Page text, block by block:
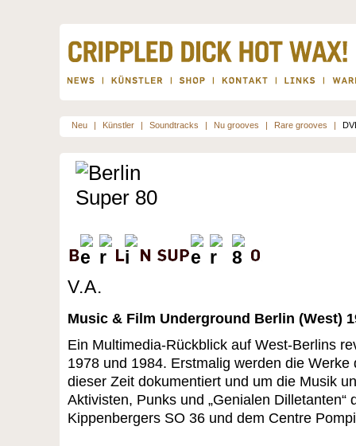
Neu | Künstler | Soundtracks | Nu grooves | Rare grooves |
V.A.
Music & Film Underground Berlin (West)
Ein Multimedia-Rückblick auf West-Berlins
1978 und 1984. Erstmalig werden die
dieser Zeit dokumentiert und um die Musik
Aktivisten, Punks und „Genialen
Kippenbergers SO 36 und dem Centre